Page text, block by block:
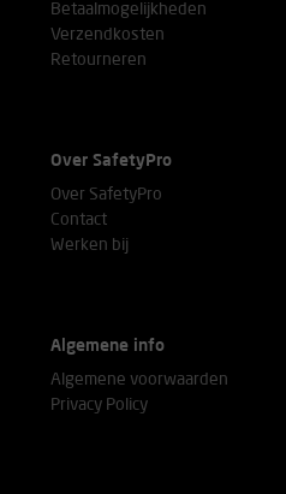
Betaalmogelijkheden
Verzendkosten
Retourneren
Over SafetyPro
Over SafetyPro
Contact
Werken bij
Algemene info
Algemene voorwaarden
Privacy Policy